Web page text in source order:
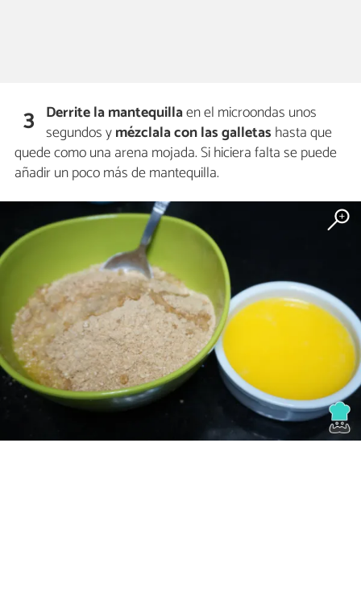
3 Derrite la mantequillaen el microondas unos
segundos ymézclala con las galletas hasta que
quede como una arena mojada. Si hiciera falta se puede
añadir un poco más de mantequilla.